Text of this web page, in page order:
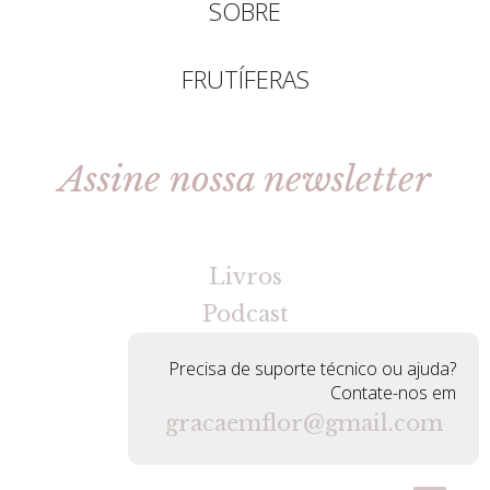
SOBRE
FRUTÍFERAS
Assine nossa newsletter
Livros
Podcast
Precisa de suporte técnico ou ajuda?
Contate-nos em
gracaemflor@gmail.com